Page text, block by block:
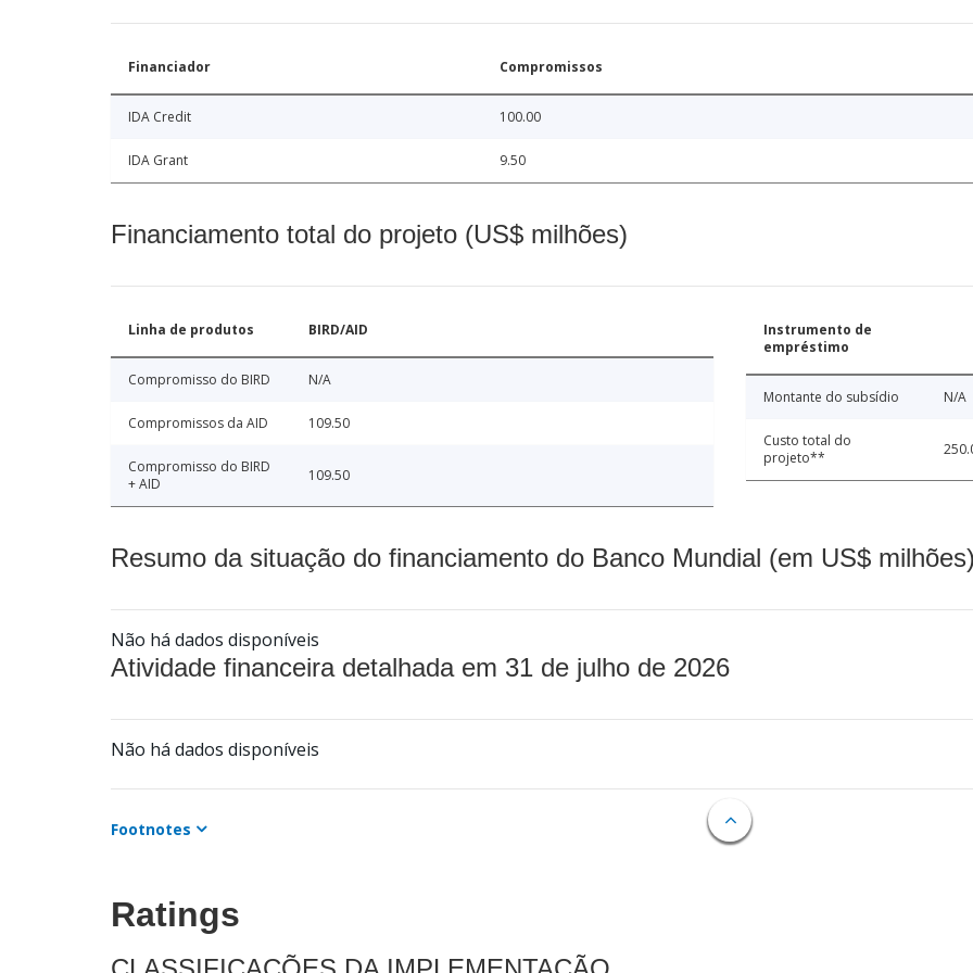
Financiador Compromissos
IDA Credit 100.00
IDA Grant 9.50
Financiamento total do projeto (US$ milhões)
Linha de produtos BIRD/AID
Compromisso do BIRD N/A
Compromissos da AID 109.50
Compromisso do BIRD
+ AID
109.50
Instrumento de
empréstimo
Montante do subsídio N/A
Custo total do
projeto**
Resumo da situação do financiamento do Banco Mundial (em US$
Não há dados disponíveis
Atividade financeira detalhada em 31 de julho de 2026
Não há dados disponíveis
Footnotes
Ratings